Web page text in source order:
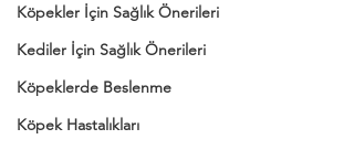
Köpekler İçin Sağlık Önerileri
Kediler İçin Sağlık Önerileri
Köpeklerde Beslenme
Köpek Hastalıkları